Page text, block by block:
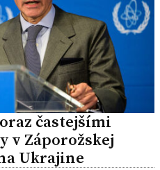
častejšími
v Záporožskej
Ukrajine